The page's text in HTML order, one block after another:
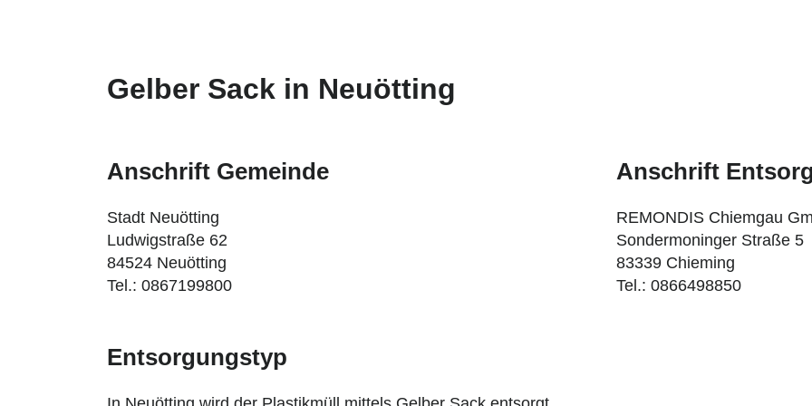
Gelber Sack in Neuötting
Anschrift Gemeinde
Stadt Neuötting
Ludwigstraße 62
84524 Neuötting
Tel.: 0867199800
Anschrift
REMONDIS Chiemgau
Sondermoninger Straße 5
83339 Chieming
Tel.: 0866498850
Entsorgungstyp